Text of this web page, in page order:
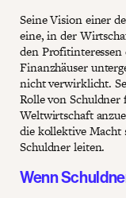
Seine Vision einer
eine, in der
den
Finanzhäuser
nicht verwirklicht.
Rolle von
Weltwirtschaft
die kollektive Macht
Schuldner leiten.
Wenn